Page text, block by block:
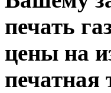
печать
цены на
печатная